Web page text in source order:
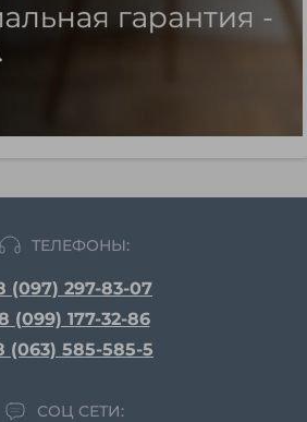
ТЕЛЕФОНЫ:
(097) 297-83-07
(099) 177-32-86
(063) 585-585-5
СОЦ СЕТИ: